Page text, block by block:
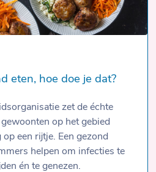
eten, hoe doe je dat?
zet de échte
op het gebied
een rijtje. Een gezond
helpen om infecties te
én te genezen.